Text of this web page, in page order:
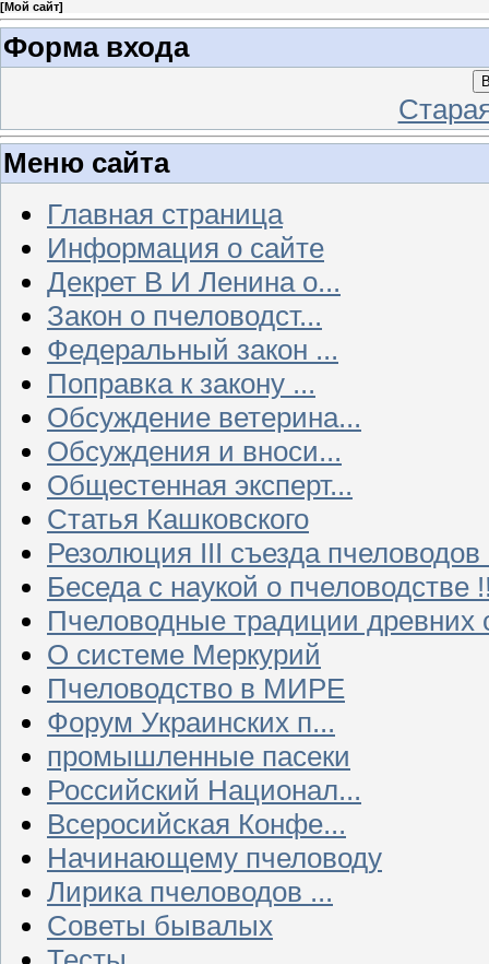
[Мой сайт]
Форма входа
Меню сайта
Главная страница
Информация о сайте
Декрет В И Ленина о...
Закон о пчеловодст...
Федеральный закон ...
Поправка к закону ...
Обсуждение ветерина...
Обсуждения и вноси...
Общестенная эксперт...
Статья Кашковского
Резолюция III съезда
Беседа с наукой о пчеловодстве
Пчеловодные традиции древних
О системе Меркурий
Пчеловодство в МИРЕ
Форум Украинских п...
промышленные пасеки
Российский Национал...
Всеросийская Конфе...
Начинающему пчеловоду
Лирика пчеловодов ...
Советы бывалых